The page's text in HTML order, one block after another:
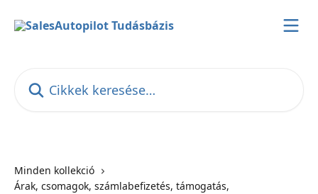
Minden kollekció
Árak, csomagok, számlabefizetés, támogatás,